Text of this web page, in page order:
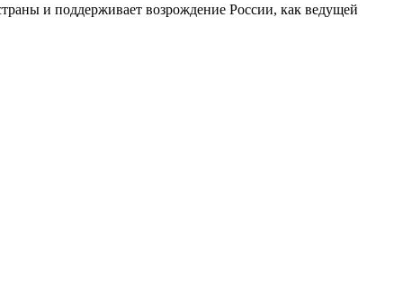
и поддерживает возрождение России, как ведущей